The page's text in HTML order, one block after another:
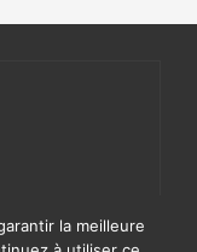
la meilleure